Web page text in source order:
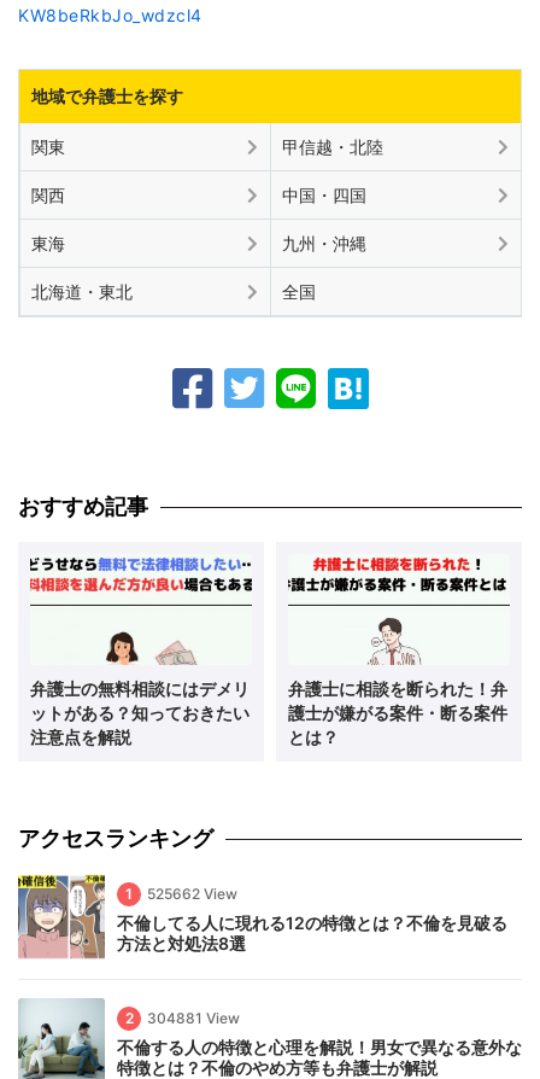
KW8beRkbJo_wdzcl4
地域で弁護士を探す
関東 甲信越・北陸
関西 中国・四国
東海 九州・沖縄
北海道・東北 全国
おすすめ記事
弁護士の無料相談にはデメリ
ットがある？知っておきたい
注意点を解説
弁護士に相談を断られた！弁
護士が嫌がる案件・断る案件
とは？
アクセスランキング
1 525662 View
不倫してる人に現れる12の特徴とは？不倫を見破る
方法と対処法8選
2 304881 View
不倫する人の特徴と心理を解説！男女で異なる意外な
特徴とは？不倫のやめ方等も弁護士が解説